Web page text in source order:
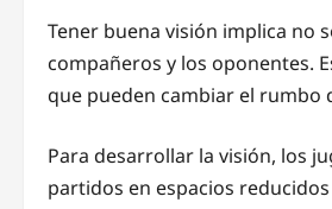
Tener buena visión implica no
compañeros y los oponentes.
que pueden cambiar el rumbo
Para desarrollar la visión, los
partidos en espacios